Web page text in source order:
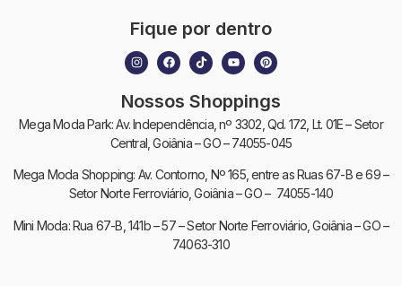
Fique por dentro
Nossos Shoppings
Mega Moda Park: Av. Independência, nº 3302, Qd. 172, Lt. 01E – Setor
Central, Goiânia – GO – 74055-045
Mega Moda Shopping: Av. Contorno, Nº 165, entre as Ruas 67-B e 69 –
Setor Norte Ferroviário, Goiânia – GO – 74055-140
Mini Moda: Rua 67-B, 141b – 57 – Setor Norte Ferroviário, Goiânia – GO –
74063-310